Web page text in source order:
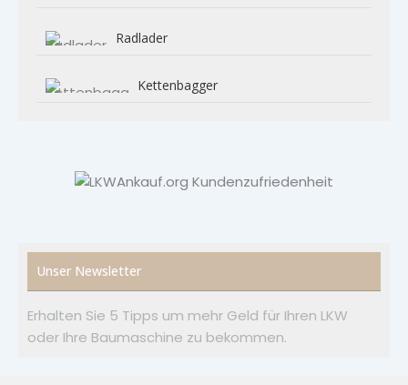
Radlader
Kettenbagger
Unser Newsletter
Erhalten Sie 5 Tipps um mehr Geld für Ihren LKW
oder Ihre Baumaschine zu bekommen.